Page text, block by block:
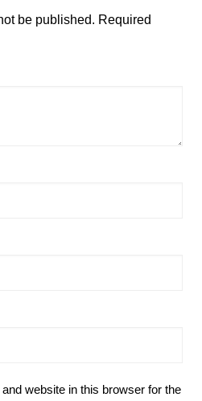
be published. Required
website in this browser for the